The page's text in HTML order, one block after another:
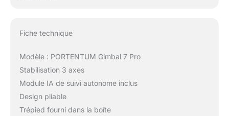
Fiche technique
Modèle : PORTENTUM Gimbal 7 Pro
Stabilisation 3 axes
Module IA de suivi autonome inclus
Design pliable
Trépied fourni dans la boîte